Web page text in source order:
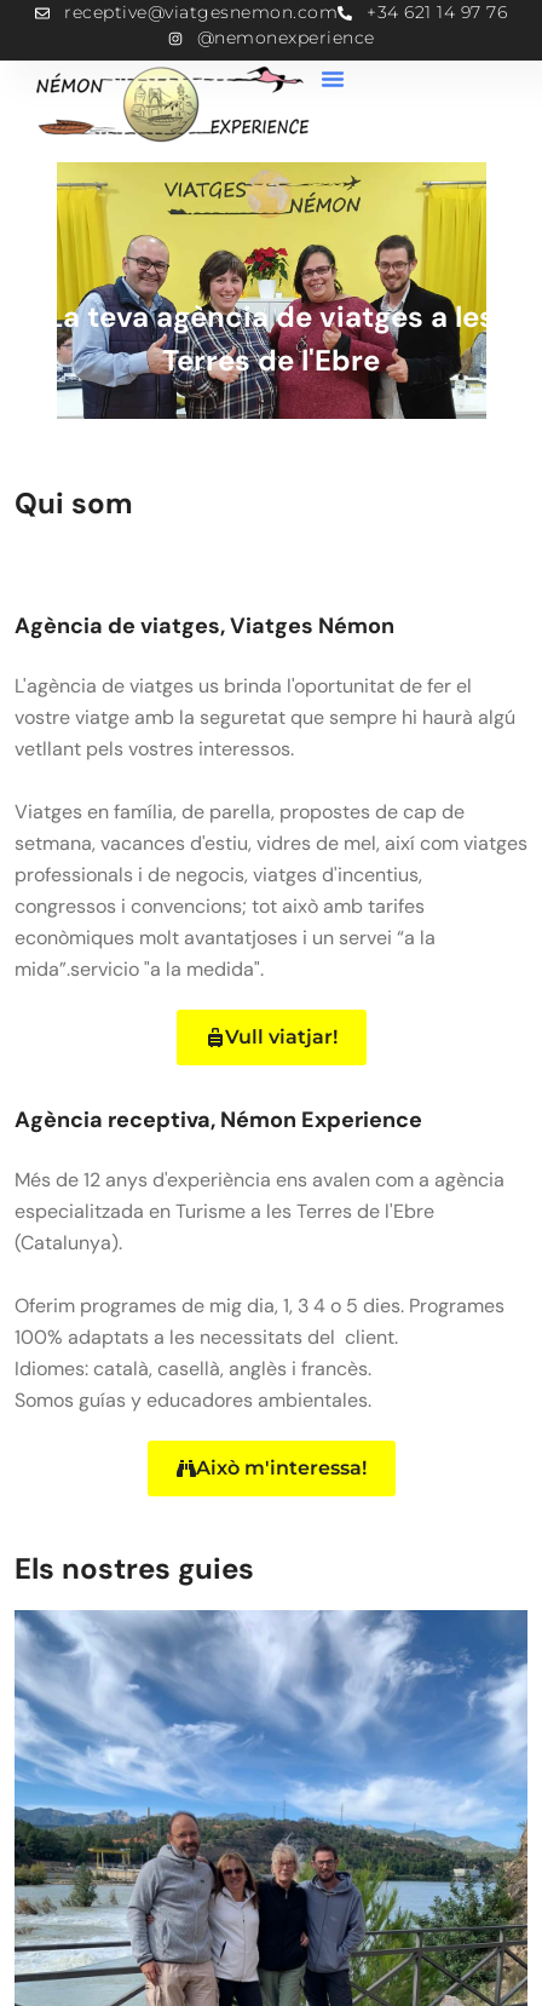
receptive@viatgesnemon.com
+34 621 14 97 76
@nemonexperience
La teva agència de viatges a les
Terres de l'Ebre
Qui som
Agència de viatges, Viatges Némon
L'agència de viatges us brinda l'oportunitat de fer el
vostre viatge amb la seguretat que sempre hi haurà algú
vetllant pels vostres interessos.
Viatges en família, de parella, propostes de cap de
setmana, vacances d'estiu, vidres de mel, així com viatges
professionals i de negocis, viatges d'incentius,
congressos i convencions; tot això amb tarifes
econòmiques molt avantatjoses i un servei “a la
mida”.servicio "a la medida".
Vull viatjar!
Agència receptiva, Némon Experience
Més de 12 anys d'experiència ens avalen com a agència
especialitzada en Turisme a les Terres de l'Ebre
(Catalunya).
Oferim programes de mig dia, 1, 3 4 o 5 dies. Programes
100% adaptats a les necessitats del client.
Idiomes: català, casellà, anglès i francès.
Somos guías y educadores ambientales.
Això m'interessa!
Els nostres guies